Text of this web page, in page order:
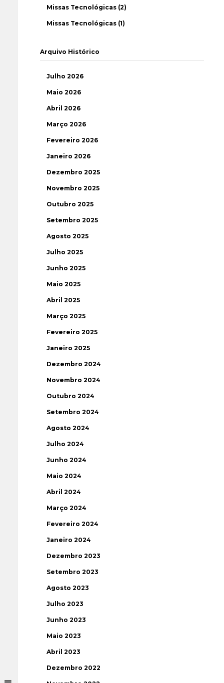
Missas Tecnológicas (2)
Missas Tecnológicas (1)
Arquivo Histórico
Julho 2026
Maio 2026
Abril 2026
Março 2026
Fevereiro 2026
Janeiro 2026
Dezembro 2025
Novembro 2025
Outubro 2025
Setembro 2025
Agosto 2025
Julho 2025
Junho 2025
Maio 2025
Abril 2025
Março 2025
Fevereiro 2025
Janeiro 2025
Dezembro 2024
Novembro 2024
Outubro 2024
Setembro 2024
Agosto 2024
Julho 2024
Junho 2024
Maio 2024
Abril 2024
Março 2024
Fevereiro 2024
Janeiro 2024
Dezembro 2023
Setembro 2023
Agosto 2023
Julho 2023
Junho 2023
Maio 2023
Abril 2023
Dezembro 2022